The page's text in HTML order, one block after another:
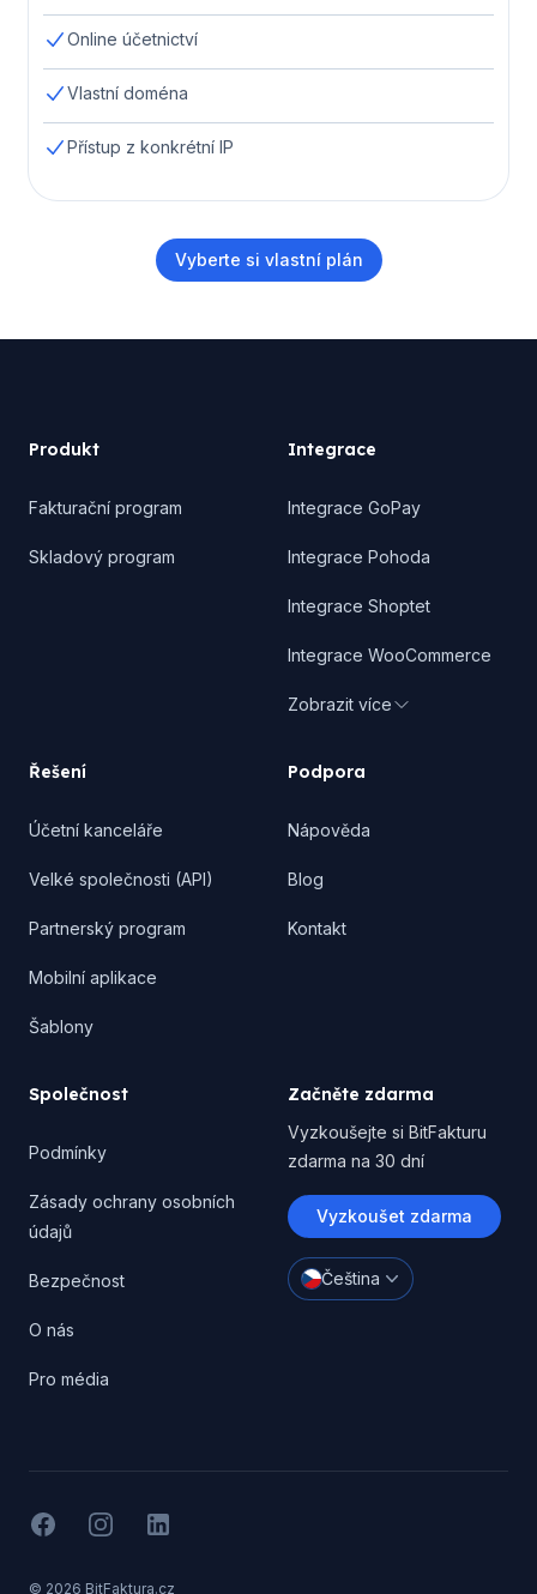
Online účetnictví
Vlastní doména
Přístup z konkrétní IP
Vyberte si vlastní plán
Produkt
Fakturační program
Skladový program
Integrace
Integrace GoPay
Integrace Pohoda
Integrace Shoptet
Integrace WooCommerce
Zobrazit více
Řešení
Účetní kanceláře
Velké společnosti (API)
Partnerský program
Mobilní aplikace
Šablony
Podpora
Nápověda
Blog
Kontakt
Společnost
Podmínky
Zásady ochrany osobních
údajů
Bezpečnost
O nás
Pro média
Začněte zdarma
Vyzkoušejte si BitFakturu
zdarma na 30 dní
Vyzkoušet zdarma
Čeština
FacebookInstagramLinkedIN
© 2026 BitFaktura.cz